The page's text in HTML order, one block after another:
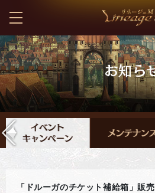
「ドルーガのチケット補給箱」販売